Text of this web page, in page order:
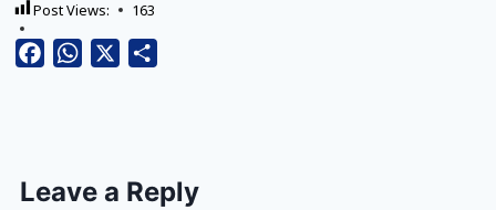
Post Views: 163
FacebookWhatsApp
Leave a Reply